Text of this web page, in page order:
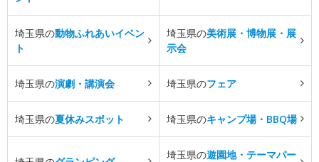
埼玉県の動物ふれあいイベン
ト
埼玉県の美術展・博物展・展
示会
埼玉県の演劇・講演会 埼玉県のフェア
埼玉県の夏休みスポット 埼玉県のキャンプ場・BBQ場
埼玉県の遊園地・テーマパー